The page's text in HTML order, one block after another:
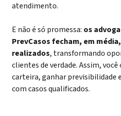
atendimento.
E não é só promessa: os
PrevCasos fecham, em
realizados, transformando
clientes de verdade. Assim,
carteira, ganhar previsibilidade
com casos qualificados.